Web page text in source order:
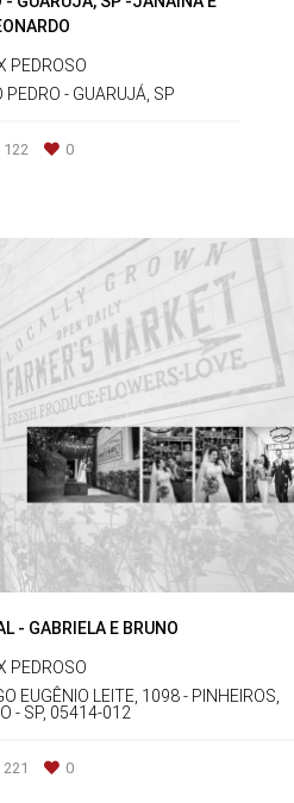
PEDROSO
PEDRO - GUARUJÁ, SP
122 0
- GABRIELA E BRUNO
PEDROSO
EUGÊNIO LEITE, 1098 - PINHEIROS,
- SP, 05414-012
221 0